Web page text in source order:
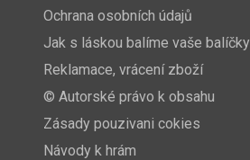
Ochrana osobních údajů
Jak s láskou balíme vaše balíčky
Reklamace, vrácení zboží
© Autorské právo k obsahu
Zásady pouzivani cokies
Návody k hrám